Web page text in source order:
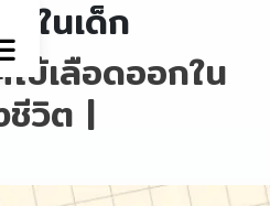
กในเด็ก
ข้เลือดออกใน
ชีวิต |